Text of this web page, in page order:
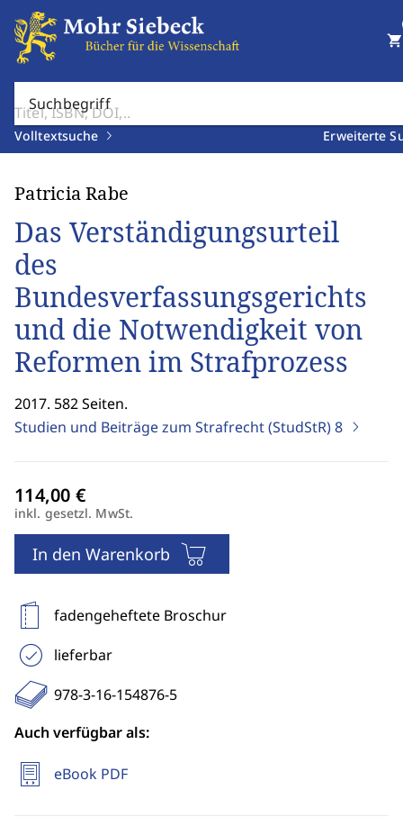
Suchbegriff
Volltextsuche Erweiterte
shopping_cart
Patricia Rabe
Das Verständigungsurteil
des
Bundesverfassungsgerichts
und die Notwendigkeit von
Reformen im Strafprozess
2017. 582 Seiten.
Studien und Beiträge zum Strafrecht (StudStR)8
inkl. gesetzl. MwSt.
In den Warenkorb
fadengeheftete Broschur
lieferbar
978-3-16-154876-5
Auch verfügbar als:
eBook PDF